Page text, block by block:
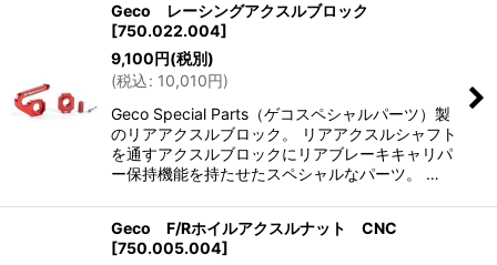
Geco レーシングアクスルブロック
[750.022.004]
9,100円(税別)
(税込: 10,010円)
Geco Special Parts（ゲコスペシャルパーツ）製
のリアアクスルブロック。 リアアクスルシャフト
を通すアクスルブロックにリアブレーキキャリパ
ー保持機能を持たせたスペシャルなパーツ。 …
Geco F/Rホイルアクスルナット CNC
[750.005.004]